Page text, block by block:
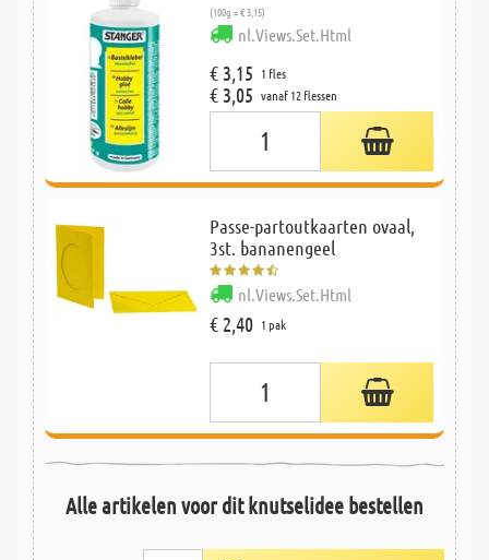
(100g = € 3,15)
nl.Views.Set.Html
€ 3,15 1 fles
€ 3,05 vanaf 12 flessen
Passe-partoutkaarten ovaal,
3st. bananengeel
nl.Views.Set.Html
€ 2,40 1 pak
Alle artikelen voor dit knutselidee bestellen